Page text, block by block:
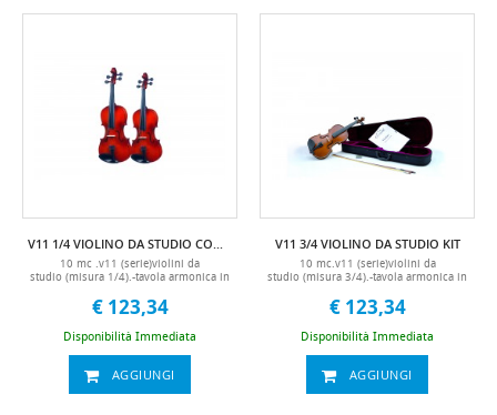
V11 1/4 VIOLINO DA STUDIO COMPLETO DI ASTUCCIO E ARCHETTO
10 mc .v11 (serie)violini da
studio (misura 1/4).-tavola armonica in
piroli in acero nero-astuccio standard
ultra leggero -accessori compresi
(astuccio rigido, archetto,
pece, mentoniera))
€ 123,34
Disponibilità Immediata
AGGIUNGI
V11 3/4 VIOLINO DA STUDIO KIT
10 mc.v11 (serie)violini da
studio (misura 3/4).-tavola armonica in
piroli in acero nero-astuccio standard
ultra leggero -accessori compresi
(astuccio rigido, archetto, pece,
manuale in italiano, mentoniera)
€ 123,34
Disponibilità Immediata
AGGIUNGI